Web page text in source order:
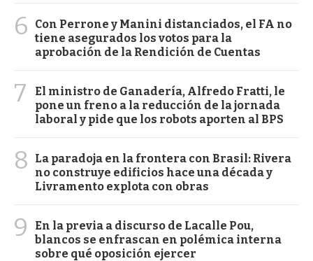
6
Con Perrone y Manini distanciados, el FA no
tiene asegurados los votos para la
aprobación de la Rendición de Cuentas
7
El ministro de Ganadería, Alfredo Fratti, le
pone un freno a la reducción de la jornada
laboral y pide que los robots aporten al BPS
8
La paradoja en la frontera con Brasil: Rivera
no construye edificios hace una década y
Livramento explota con obras
9
En la previa a discurso de Lacalle Pou,
blancos se enfrascan en polémica interna
sobre qué oposición ejercer